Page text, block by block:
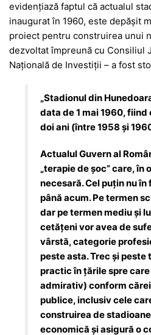
evidențiază faptul că actualul
inaugurat în 1960, este depășit
proiect pentru construirea unui
dezvoltat împreună cu Consiliul
Națională de Investiții – a fost
„Stadionul din
data de 1 mai 1960,
doi ani (între 1958 și
Actualul Guvern al
„terapie de şoc” care, în
necesară. Cel puţin nu
până acum. Pe termen
dar pe termen mediu şi
cetăţeni vor avea de
vârstă, categorie
peste asta. Trec şi peste
practic în ţările spre
admirativ) conform
publice, inclusiv cele
construirea de
economică şi asigură o